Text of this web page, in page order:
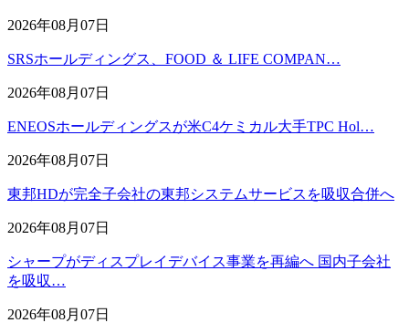
2026年08月07日
SRSホールディングス、FOOD ＆ LIFE COMPAN…
2026年08月07日
ENEOSホールディングスが米C4ケミカル大手TPC Hol…
2026年08月07日
東邦HDが完全子会社の東邦システムサービスを吸収合併へ
2026年08月07日
シャープがディスプレイデバイス事業を再編へ 国内子会社
を吸収…
2026年08月07日